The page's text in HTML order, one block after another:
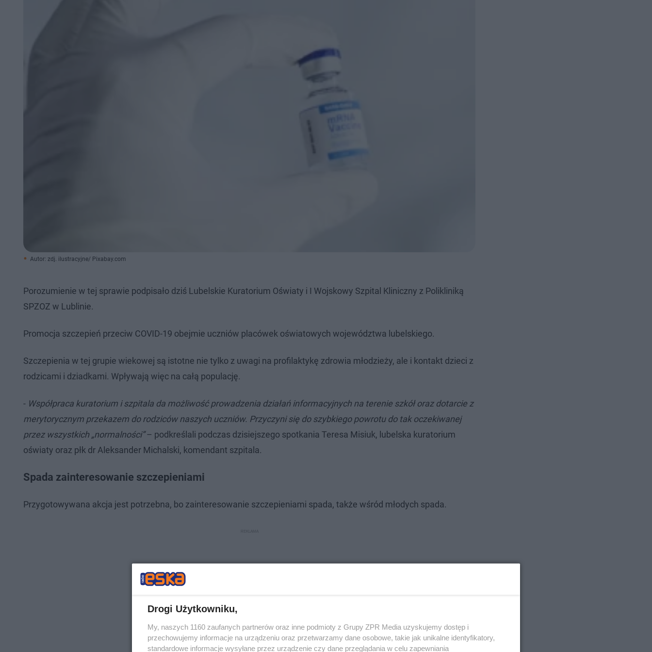
Autor: zdj. ilustracyjne/ Pixabay.com
Porozumienie w​ tej sprawie podpisało dziś Lubelskie Kuratorium Oświaty i I Wojskowy Szpital Kliniczny z Polikliniką
SPZOZ w Lublinie.
Promocja szczepień przeciw COVID-19 obejmie uczniów placówek oświatowych województwa lubelskiego.
Szczepienia w tej grupie wiekowej są istotne nie tylko z uwagi na profilaktykę zdrowia młodzieży, ale i kontakt dzieci z
rodzicami i dziadkami. Wpływają więc na całą populację.
- Współpraca kuratorium i szpitala da możliwość prowadzenia działań informacyjnych na terenie szkół oraz dotarcie z
merytorycznym przekazem do rodziców naszych uczniów. Przyczyni się do szybkiego powrotu do tak oczekiwanej
przez wszystkich „normalności”– podkreślali podczas dzisiejszego spotkania Teresa Misiuk, lubelska kuratorium
oświaty oraz płk dr Aleksander Michalski, komendant szpitala.
Spada zainteresowanie szczepieniami
Przygotowywana akcja jest potrzebna, bo zainteresowanie szczepieniami spada, także wśród młodych spada.
Drogi Użytkowniku,
My, naszych 1160 zaufanych partnerów oraz inne podmioty z Grupy ZPR Media uzyskujemy dostęp i
przechowujemy informacje na urządzeniu oraz przetwarzamy dane osobowe, takie jak unikalne identyfikatory,
standardowe informacje wysyłane przez urządzenie czy dane przeglądania w celu zapewniania